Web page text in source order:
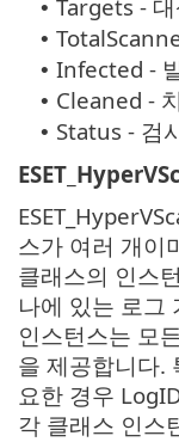
• Targets -
•
• Infected -
• Cleaned -
• Status - 검
스가 여러 개이
클래스의 인스
나에 있는 로그
인스턴스는 모
을 제공합니다.
요한 경우
각 클래스 인스